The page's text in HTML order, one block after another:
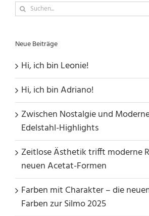
Suche
Neue Beiträge
Hi, ich bin Leonie!
Hi, ich bin Adriano!
Zwischen Nostalgie und
Edelstahl-Highlights
Zeitlose Ästhetik trifft moderne
neuen Acetat-Formen
Farben mit Charakter – die
Farben zur Silmo 2025